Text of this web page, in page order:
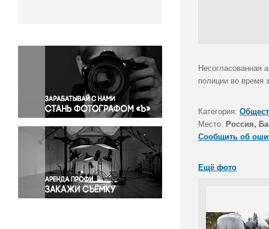
Окружающая среда
Политика
Правосудие
Происшествия и конфликты
Религия
Светская жизнь
Спорт
Экология
Экономика и бизнес
Несогласованная
полиции во время
Категория:
Место: Россия,
Сообщить об
Ещё фото